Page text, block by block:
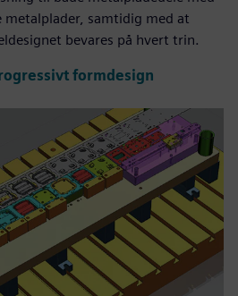
samtidig med at
bevares på hvert trin.
formdesign